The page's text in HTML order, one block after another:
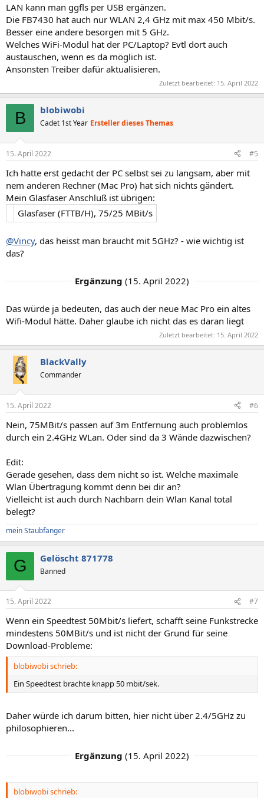
LAN kann man ggfls per USB ergänzen.
Die FB7430 hat auch nur WLAN 2,4 GHz mit max 450 Mbit/s.
Besser eine andere besorgen mit 5 GHz.
Welches WiFi-Modul hat der PC/Laptop? Evtl dort auch
austauschen, wenn es da möglich ist.
Ansonsten Treiber dafür aktualisieren.
Zuletzt bearbeitet: 15. April 2022
B blobiwobi
Cadet 1st Year Ersteller dieses Themas
15. April 2022 #5
Ich hatte erst gedacht der PC selbst sei zu langsam, aber mit
nem anderen Rechner (Mac Pro) hat sich nichts gändert.
Mein Glasfaser Anschluß ist übrigen:
Glasfaser (FTTB/H), 75/25 MBit/s
@Vincy, das heisst man braucht mit 5GHz? - wie wichtig ist
das?
Ergänzung (15. April 2022)
Das würde ja bedeuten, das auch der neue Mac Pro ein altes
Wifi-Modul hätte. Daher glaube ich nicht das es daran liegt
Zuletzt bearbeitet: 15. April 2022
BlackVally
Commander
15. April 2022 #6
Nein, 75MBit/s passen auf 3m Entfernung auch problemlos
durch ein 2.4GHz WLan. Oder sind da 3 Wände dazwischen?
Edit:
Gerade gesehen, dass dem nicht so ist. Welche maximale
Wlan Übertragung kommt denn bei dir an?
Vielleicht ist auch durch Nachbarn dein Wlan Kanal total
belegt?
mein Staubfänger
G Gelöscht 871778
Banned
15. April 2022 #7
Wenn ein Speedtest 50Mbit/s liefert, schafft seine Funkstrecke
mindestens 50MBit/s und ist nicht der Grund für seine
Download-Probleme:
blobiwobi schrieb:
Ein Speedtest brachte knapp 50 mbit/sek.
Daher würde ich darum bitten, hier nicht über 2.4/5GHz zu
philosophieren...
Ergänzung (15. April 2022)
blobiwobi schrieb: